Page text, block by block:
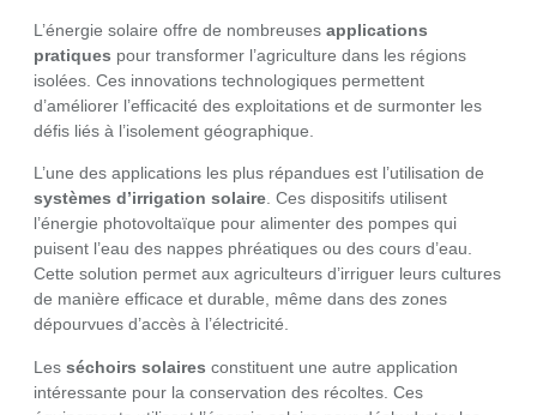
L’énergie solaire offre de nombreuses applications
pratiques pour transformer l’agriculture dans les régions
isolées. Ces innovations technologiques permettent
d’améliorer l’efficacité des exploitations et de surmonter les
défis liés à l’isolement géographique.
L’une des applications les plus répandues est l’utilisation de
systèmes d’irrigation solaire. Ces dispositifs utilisent
l’énergie photovoltaïque pour alimenter des pompes qui
puisent l’eau des nappes phréatiques ou des cours d’eau.
Cette solution permet aux agriculteurs d’irriguer leurs cultures
de manière efficace et durable, même dans des zones
dépourvues d’accès à l’électricité.
Les séchoirs solaires constituent une autre application
intéressante pour la conservation des récoltes. Ces